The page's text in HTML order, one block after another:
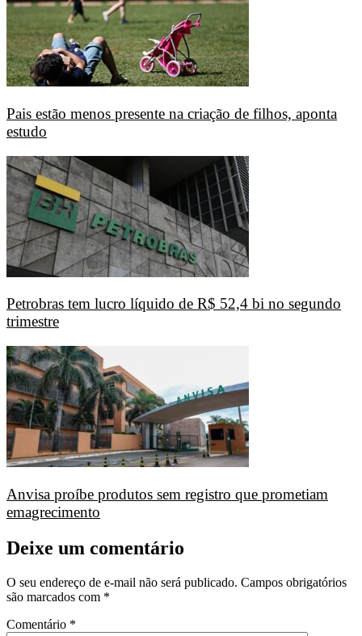
Pais estão menos presente na criação de filhos, aponta
estudo
Petrobras tem lucro líquido de R$ 52,4 bi no segundo
trimestre
Anvisa proíbe produtos sem registro que prometiam
emagrecimento
Deixe um comentário
O seu endereço de e-mail não será publicado. Campos obrigatórios
são marcados com *
Comentário *